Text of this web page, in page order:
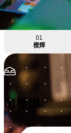
01
楔焊
01楔焊